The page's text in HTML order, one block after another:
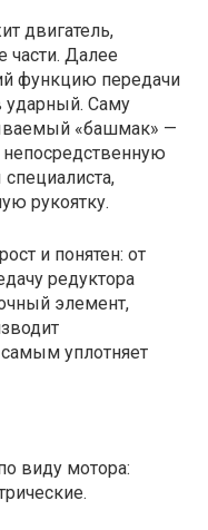
двигатель,
части. Далее
функцию передачи
ударный. Саму
«башмак» —
непосредственную
рукоятку.
и понятен: от
редуктора
элемент,
уплотняет
виду мотора: